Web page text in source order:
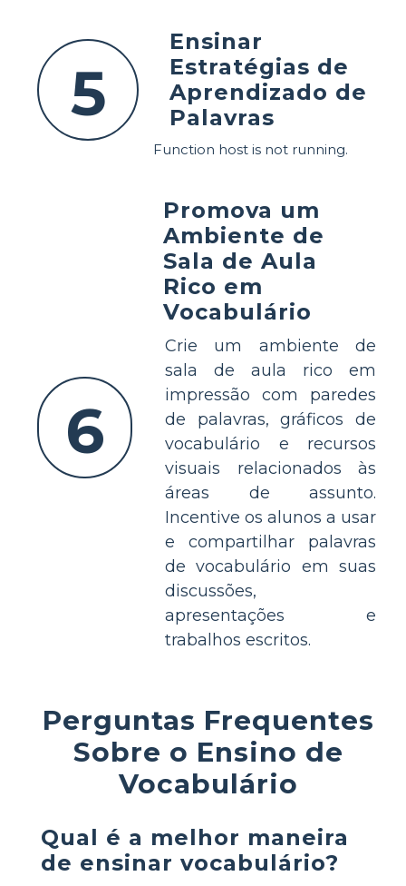
5
Ensinar
Estratégias de
Aprendizado de
Palavras
Function host is not running.
6
Promova um
Ambiente de
Sala de Aula
Rico em
Vocabulário
Crie um ambiente de
sala de aula rico em
impressão com paredes
de palavras, gráficos de
vocabulário e recursos
visuais relacionados às
áreas de assunto.
Incentive os alunos a usar
e compartilhar palavras
de vocabulário em suas
discussões,
apresentações e
trabalhos escritos.
Perguntas Frequentes
Sobre o Ensino de
Vocabulário
Qual é a melhor maneira
de ensinar vocabulário?